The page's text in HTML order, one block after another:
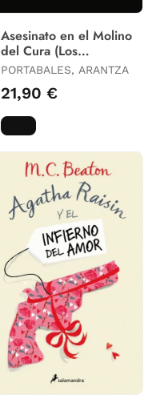
Asesinato en el Molino
del Cura (Los
Crímenes de Loeiro 2)
PORTABALES, ARANTZA
21,90 €